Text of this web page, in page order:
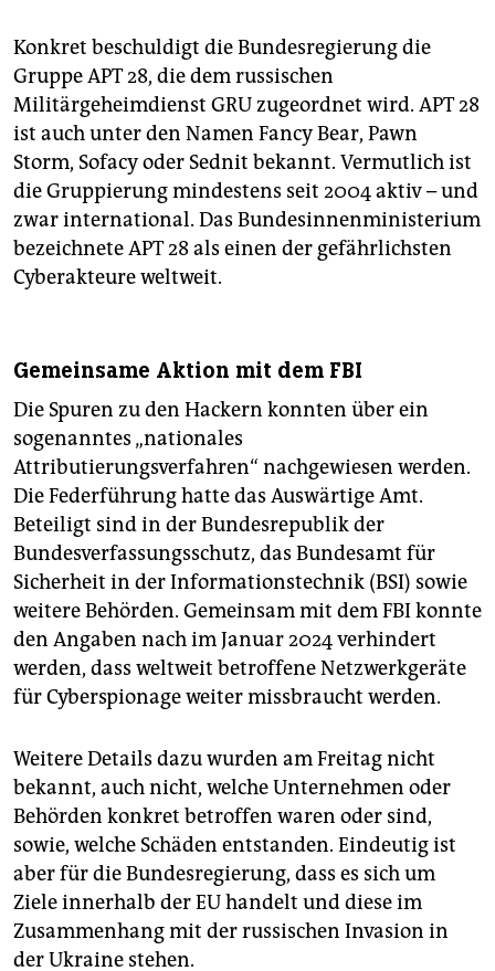
Konkret beschuldigt die Bundesregierung die
Gruppe APT 28, die dem russischen
Militärgeheimdienst GRU zugeordnet wird. APT 28
ist auch unter den Namen Fancy Bear, Pawn
Storm, Sofacy oder Sednit bekannt. Vermutlich ist
die Gruppierung mindestens seit 2004 aktiv – und
zwar international. Das Bundesinnenministerium
bezeichnete APT 28 als einen der gefährlichsten
Cyberakteure weltweit.
Gemeinsame Aktion mit dem FBI
Die Spuren zu den Hackern konnten über ein
sogenanntes „nationales
Attributierungsverfahren“ nachgewiesen werden.
Die Federführung hatte das Auswärtige Amt.
Beteiligt sind in der Bundesrepublik der
Bundesverfassungsschutz, das Bundesamt für
Sicherheit in der Informationstechnik (BSI) sowie
weitere Behörden. Gemeinsam mit dem FBI konnte
den Angaben nach im Januar 2024 verhindert
werden, dass weltweit betroffene Netzwerkgeräte
für Cyberspionage weiter missbraucht werden.
Weitere Details dazu wurden am Freitag nicht
bekannt, auch nicht, welche Unternehmen oder
Behörden konkret betroffen waren oder sind,
sowie, welche Schäden entstanden. Eindeutig ist
aber für die Bundesregierung, dass es sich um
Ziele innerhalb der EU handelt und diese im
Zusammenhang mit der russischen Invasion in
der Ukraine stehen.